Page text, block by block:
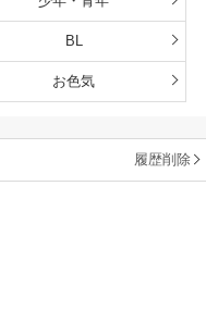
BL
お色気
履歴削除